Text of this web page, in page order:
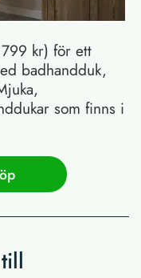
kr) för ett
badhandduk,
som finns i